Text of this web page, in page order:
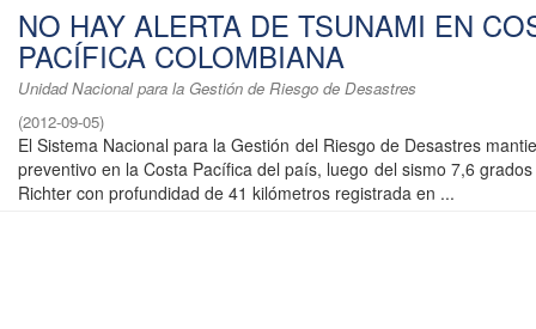
NO HAY ALERTA DE TSUNAMI EN
PACÍFICA COLOMBIANA
Unidad Nacional para la Gestión de Riesgo de Desastres
(2012-09-05)
El Sistema Nacional para la Gestión del Riesgo de Desastres
preventivo en la Costa Pacífica del país, luego del sismo 7,6
Richter con profundidad de 41 kilómetros registrada en ...